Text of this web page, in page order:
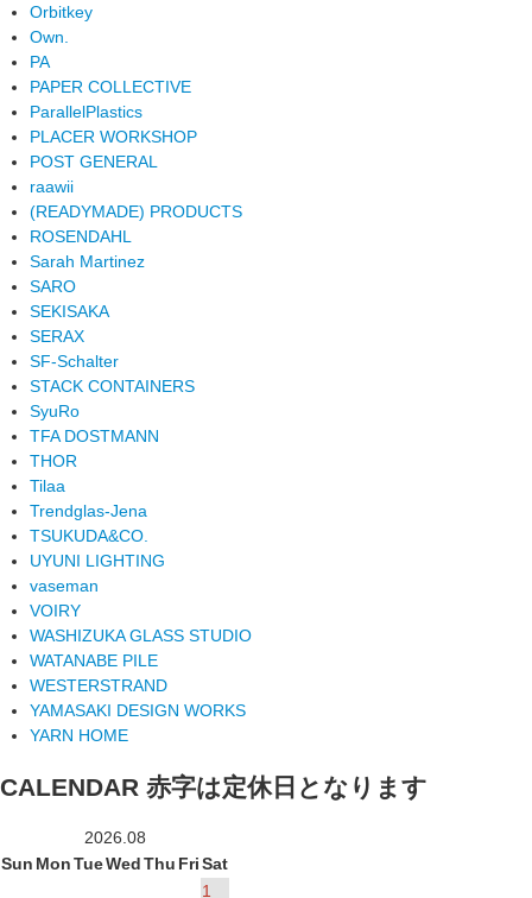
Orbitkey
Own.
PA
PAPER COLLECTIVE
ParallelPlastics
PLACER WORKSHOP
POST GENERAL
raawii
(READYMADE) PRODUCTS
ROSENDAHL
Sarah Martinez
SARO
SEKISAKA
SERAX
SF-Schalter
STACK CONTAINERS
SyuRo
TFA DOSTMANN
THOR
Tilaa
Trendglas-Jena
TSUKUDA&CO.
UYUNI LIGHTING
vaseman
VOIRY
WASHIZUKA GLASS STUDIO
WATANABE PILE
WESTERSTRAND
YAMASAKI DESIGN WORKS
YARN HOME
CALENDAR 赤字は定休日となります
2026.08
Sun MonTueWedThu FriSat
1